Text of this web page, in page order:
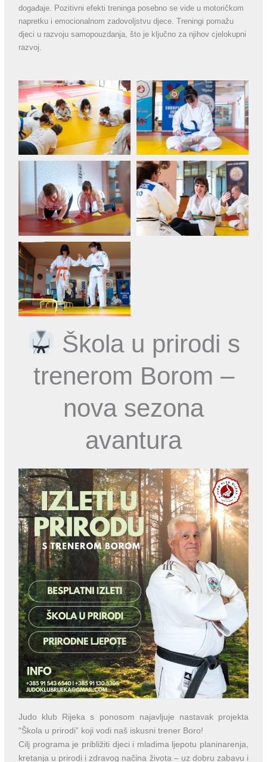
događaje. Pozitivni efekti treninga posebno se vide u motoričkom
napretku i emocionalnom zadovoljstvu djece. Treningi pomažu
djeci u razvoju samopouzdanja, što je ključno za njihov cjelokupni
razvoj.
Škola u prirodi s
trenerom Borom –
nova sezona
avantura
Judo klub Rijeka s ponosom najavljuje nastavak projekta
“Škola u prirodi” koji vodi naš iskusni trener Boro!
Cilj programa je približiti djeci i mladima ljepotu planinarenja,
kretanja u prirodi i zdravog načina života – uz dobru zabavu i